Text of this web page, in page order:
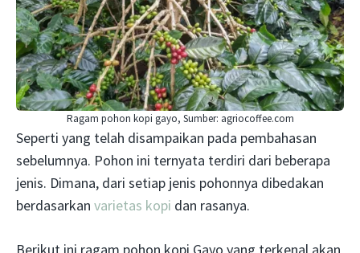
Ragam pohon kopi gayo, Sumber: agriocoffee.com
Seperti yang telah disampaikan pada pembahasan
sebelumnya. Pohon ini ternyata terdiri dari beberapa
jenis. Dimana, dari setiap jenis pohonnya dibedakan
berdasarkan varietas kopi dan rasanya.